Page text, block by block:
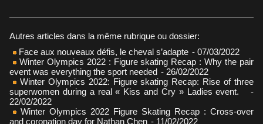
Autres articles dans la même rubrique ou dossier:
Face aux nouveaux défis, le cheval s’adapte - 07/03/2022
Winter Olympics 2022 : Figure skating Recap : Why the pair
event was everything the sport needed - 26/02/2022
Winter Olympics 2022: Figure skating Recap: Rise of three
superwomen during a real « Kiss and Cry » Ladies event.
-
22/02/2022
Winter Olympics 2022 Figure Skating Recap : Cross-over
and coronation day for Nathan Chen - 11/02/2022